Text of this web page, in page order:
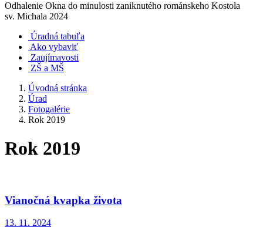
Odhalenie Okna do minulosti zaniknutého románskeho Kostola
sv. Michala 2024
Úradná tabuľa
Ako vybaviť
Zaujímavosti
ZŠ a MŠ
Úvodná stránka
Úrad
Fotogalérie
Rok 2019
Rok 2019
Vianočná kvapka života
13. 11. 2024